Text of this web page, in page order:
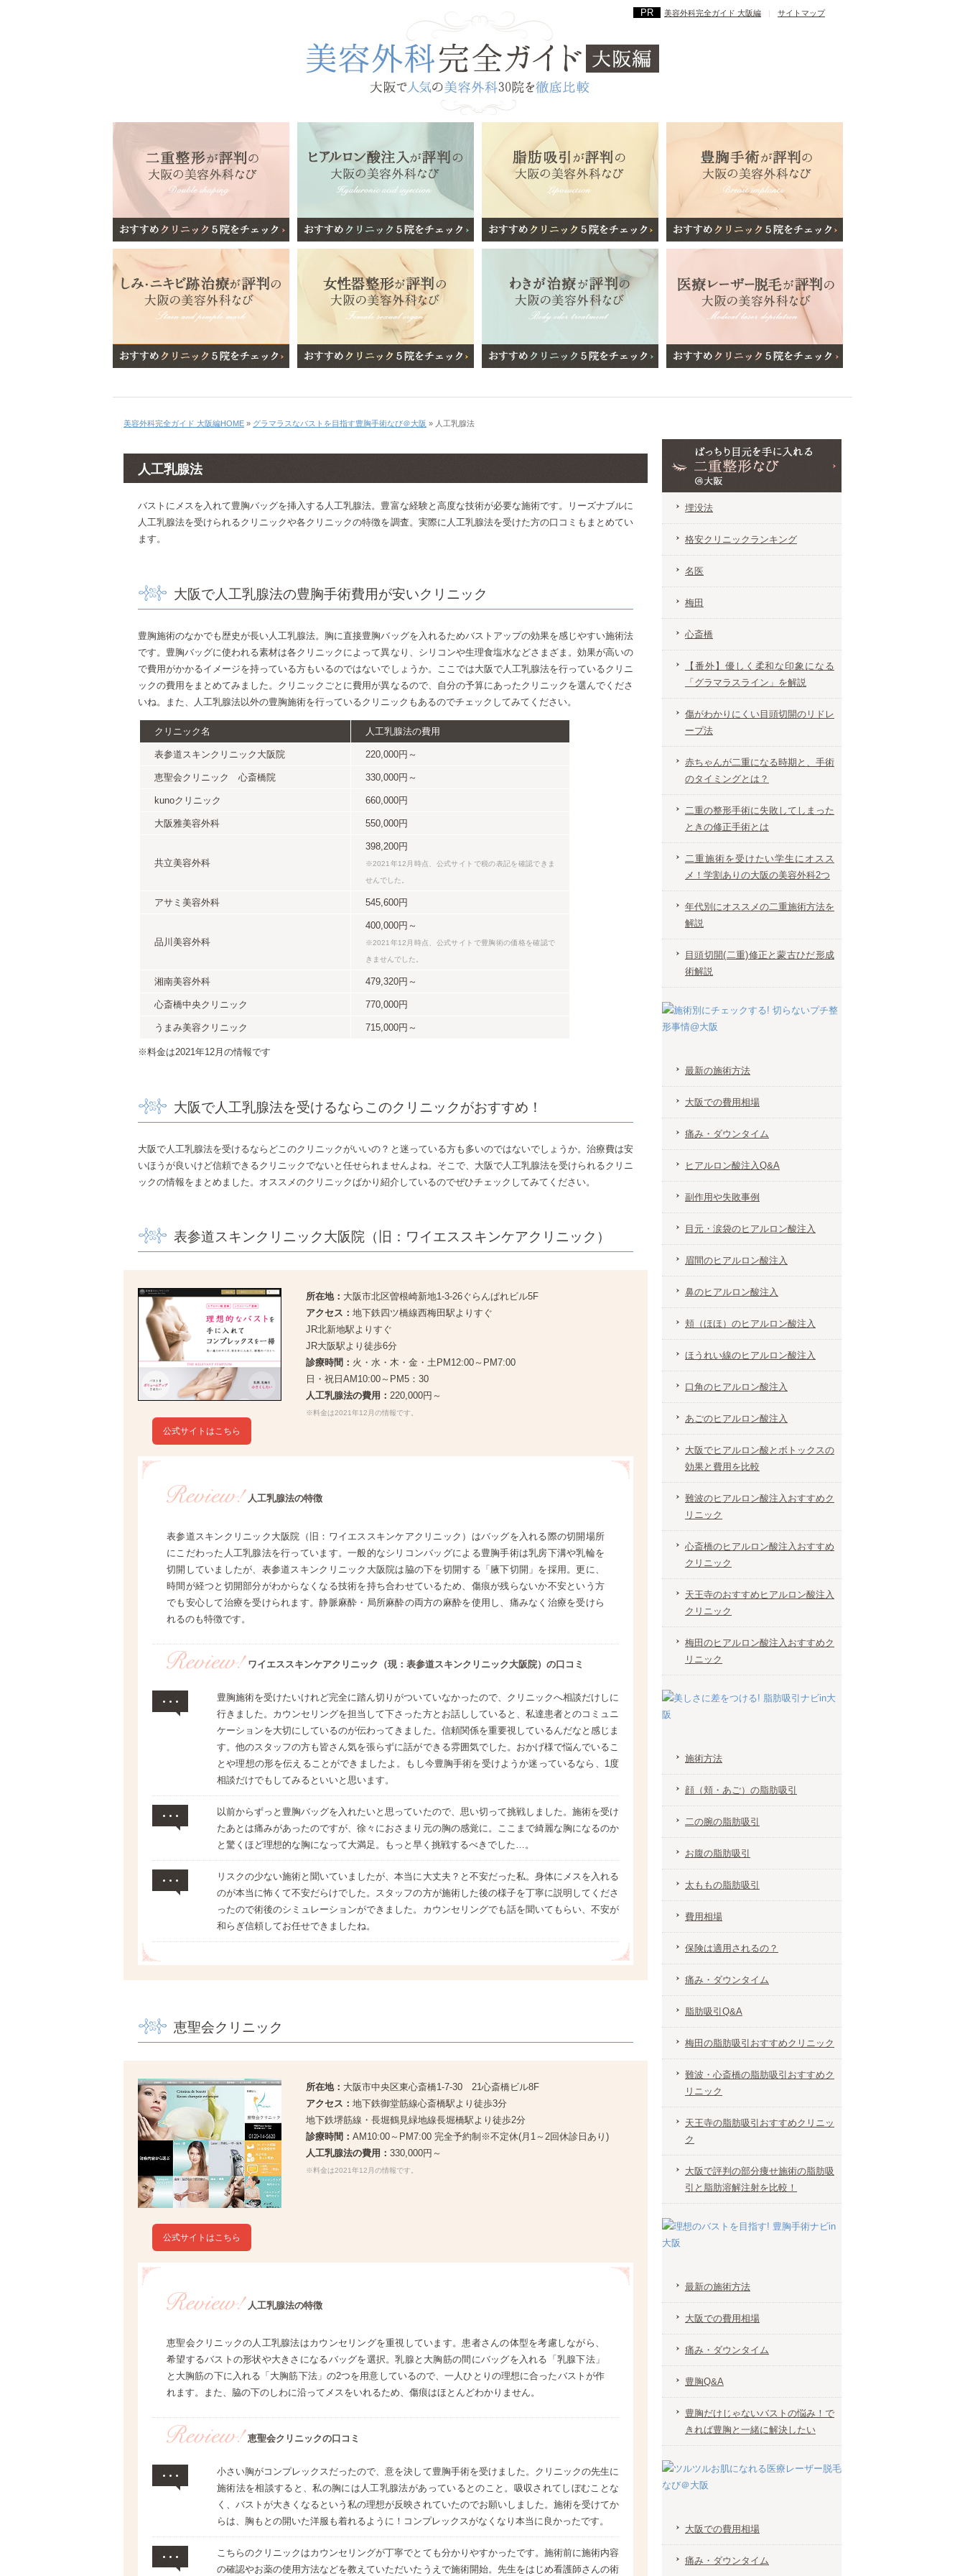
美容外科完全ガイド 大阪編 | サイトマップ
美容外科完全ガイド 大阪編HOME » グラマラスなバストを目指す豊胸手術なび＠大阪 » 人工乳腺法
人工乳腺法
バストにメスを入れて豊胸バッグを挿入する人工乳腺法。豊富な経験と高度な技術が必要な施術です。リーズナブルに
人工乳腺法を受けられるクリニックや各クリニックの特徴を調査。実際に人工乳腺法を受けた方の口コミもまとめてい
ます。
大阪で人工乳腺法の豊胸手術費用が安いクリニック
豊胸施術のなかでも歴史が長い人工乳腺法。胸に直接豊胸バッグを入れるためバストアップの効果を感じやすい施術法
です。豊胸バッグに使われる素材は各クリニックによって異なり、シリコンや生理食塩水などさまざま。効果が高いの
で費用がかかるイメージを持っている方もいるのではないでしょうか。ここでは大阪で人工乳腺法を行っているクリニ
ックの費用をまとめてみました。クリニックごとに費用が異なるので、自分の予算にあったクリニックを選んでくださ
いね。また、人工乳腺法以外の豊胸施術を行っているクリニックもあるのでチェックしてみてください。
クリニック名 人工乳腺法の費用
表参道スキンクリニック大阪院 220,000円～
恵聖会クリニック 心斎橋院 330,000円～
kunoクリニック 660,000円
大阪雅美容外科 550,000円
共立美容外科
398,200円
※2021年12月時点、公式サイトで税の表記を確認できま
せんでした。
アサミ美容外科 545,600円
品川美容外科
400,000円～
※2021年12月時点、公式サイトで豊胸術の価格を確認で
きませんでした。
湘南美容外科 479,320円～
心斎橋中央クリニック 770,000円
うまみ美容クリニック 715,000円～
※料金は2021年12月の情報です
大阪で人工乳腺法を受けるならこのクリニックがおすすめ！
大阪で人工乳腺法を受けるならどこのクリニックがいいの？と迷っている方も多いのではないでしょうか。治療費は安
いほうが良いけど信頼できるクリニックでないと任せられませんよね。そこで、大阪で人工乳腺法を受けられるクリニ
ックの情報をまとめました。オススメのクリニックばかり紹介しているのでぜひチェックしてみてください。
表参道スキンクリニック大阪院（旧：ワイエススキンケアクリニック）
公式サイトはこちら
所在地： 大阪市北区曽根崎新地1-3-26ぐらんぱれビル5F
アクセス： 地下鉄四ツ橋線西梅田駅よりすぐ
JR北新地駅よりすぐ
JR大阪駅より徒歩6分
診療時間： 火・水・木・金・土PM12:00～PM7:00
日・祝日AM10:00～PM5：30
人工乳腺法の費用： 220,000円～
※料金は2021年12月の情報です。
人工乳腺法の特徴
表参道スキンクリニック大阪院（旧：ワイエススキンケアクリニック）はバッグを入れる際の切開場所
にこだわった人工乳腺法を行っています。一般的なシリコンバッグによる豊胸手術は乳房下溝や乳輪を
切開していましたが、表参道スキンクリニック大阪院は脇の下を切開する「腋下切開」を採用。更に、
時間が経つと切開部分がわからなくなる技術を持ち合わせているため、傷痕が残らないか不安という方
でも安心して治療を受けられます。静脈麻酔・局所麻酔の両方の麻酔を使用し、痛みなく治療を受けら
れるのも特徴です。
ワイエススキンケアクリニック（現：表参道スキンクリニック大阪院）の口コミ
豊胸施術を受けたいけれど完全に踏ん切りがついていなかったので、クリニックへ相談だけしに
行きました。カウンセリングを担当して下さった方とお話ししていると、私達患者とのコミュニ
ケーションを大切にしているのが伝わってきました。信頼関係を重要視しているんだなと感じま
す。他のスタッフの方も皆さん気を張らずに話ができる雰囲気でした。おかげ様で悩んでいるこ
とや理想の形を伝えることができましたよ。もし今豊胸手術を受けようか迷っているなら、1度
相談だけでもしてみるといいと思います。
以前からずっと豊胸バッグを入れたいと思っていたので、思い切って挑戦しました。施術を受け
たあとは痛みがあったのですが、徐々におさまり元の胸の感覚に。ここまで綺麗な胸になるのか
と驚くほど理想的な胸になって大満足。もっと早く挑戦するべきでした…。
リスクの少ない施術と聞いていましたが、本当に大丈夫？と不安だった私。身体にメスを入れる
のが本当に怖くて不安だらけでした。スタッフの方が施術した後の様子を丁寧に説明してくださ
ったので術後のシミュレーションができました。カウンセリングでも話を聞いてもらい、不安が
和らぎ信頼してお任せできましたね。
恵聖会クリニック
公式サイトはこちら
所在地： 大阪市中央区東心斎橋1-7-30 21心斎橋ビル8F
アクセス： 地下鉄御堂筋線心斎橋駅より徒歩3分
地下鉄堺筋線・長堀鶴見緑地線長堀橋駅より徒歩2分
診療時間： AM10:00～PM7:00 完全予約制※不定休(月1～2回休診日あり)
人工乳腺法の費用： 330,000円～
※料金は2021年12月の情報です。
人工乳腺法の特徴
恵聖会クリニックの人工乳腺法はカウンセリングを重視しています。患者さんの体型を考慮しながら、
希望するバストの形状や大きさになるバッグを選択。乳腺と大胸筋の間にバッグを入れる「乳腺下法」
と大胸筋の下に入れる「大胸筋下法」の2つを用意しているので、一人ひとりの理想に合ったバストが作
れます。また、脇の下のしわに沿ってメスをいれるため、傷痕はほとんどわかりません。
恵聖会クリニックの口コミ
小さい胸がコンプレックスだったので、意を決して豊胸手術を受けました。クリニックの先生に
施術法を相談すると、私の胸には人工乳腺法があっているとのこと。吸収されてしぼむことな
く、バストが大きくなるという私の理想が反映されていたのでお願いしました。施術を受けてか
らは、胸もとの開いた洋服も着れるように！コンプレックスがなくなり本当に良かったです。
こちらのクリニックはカウンセリングが丁寧でとても分かりやすかったです。施術前に施術内容
の確認やお薬の使用方法などを教えていただいたうえで施術開始。先生をはじめ看護師さんの術
埋没法
格安クリニックランキング
名医
梅田
心斎橋
【番外】優しく柔和な印象になる
「グラマラスライン」を解説
傷がわかりにくい目頭切開のリドレ
ープ法
赤ちゃんが二重になる時期と、手術
のタイミングとは？
二重の整形手術に失敗してしまった
ときの修正手術とは
二重施術を受けたい学生にオスス
メ！学割ありの大阪の美容外科2つ
年代別にオススメの二重施術方法を
解説
目頭切開(二重)修正と蒙古ひだ形成
術解説
最新の施術方法
大阪での費用相場
痛み・ダウンタイム
ヒアルロン酸注入Q&A
副作用や失敗事例
目元・涙袋のヒアルロン酸注入
眉間のヒアルロン酸注入
鼻のヒアルロン酸注入
頬（ほほ）のヒアルロン酸注入
ほうれい線のヒアルロン酸注入
口角のヒアルロン酸注入
あごのヒアルロン酸注入
大阪でヒアルロン酸とボトックスの
効果と費用を比較
難波のヒアルロン酸注入おすすめク
リニック
心斎橋のヒアルロン酸注入おすすめ
クリニック
天王寺のおすすめヒアルロン酸注入
クリニック
梅田のヒアルロン酸注入おすすめク
リニック
施術方法
顔（頬・あご）の脂肪吸引
二の腕の脂肪吸引
お腹の脂肪吸引
太ももの脂肪吸引
費用相場
保険は適用されるの？
痛み・ダウンタイム
脂肪吸引Q&A
梅田の脂肪吸引おすすめクリニック
難波・心斎橋の脂肪吸引おすすめク
リニック
天王寺の脂肪吸引おすすめクリニッ
ク
大阪で評判の部分痩せ施術の脂肪吸
引と脂肪溶解注射を比較！
最新の施術方法
大阪での費用相場
痛み・ダウンタイム
豊胸Q&A
豊胸だけじゃないバストの悩み！で
きれば豊胸と一緒に解決したい
大阪での費用相場
痛み・ダウンタイム